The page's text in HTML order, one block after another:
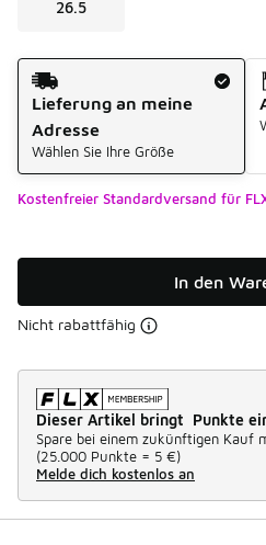
26.5
Versandart
Lieferung an meine
Adresse
Wählen Sie Ihre Größe
Kostenfreier Standardversand für
In den
Nicht rabattfähig
Dieser Artikel bringt Punkte
Spare bei einem zukünftigen Kauf
(25.000 Punkte = 5 €)
Melde dich kostenlos an